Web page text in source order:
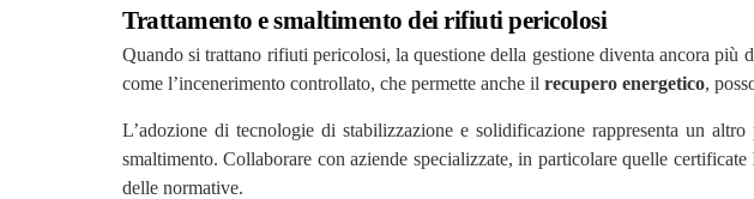
Trattamento e smaltimento dei rifiuti pericolosi
Quando si trattano rifiuti pericolosi, la questione della gestione diventa ancora più
come l’incenerimento controllato, che permette anche il recupero energetico,
L’adozione di tecnologie di stabilizzazione e solidificazione rappresenta un
smaltimento. Collaborare con aziende specializzate, in particolare quelle certificate
delle normative.